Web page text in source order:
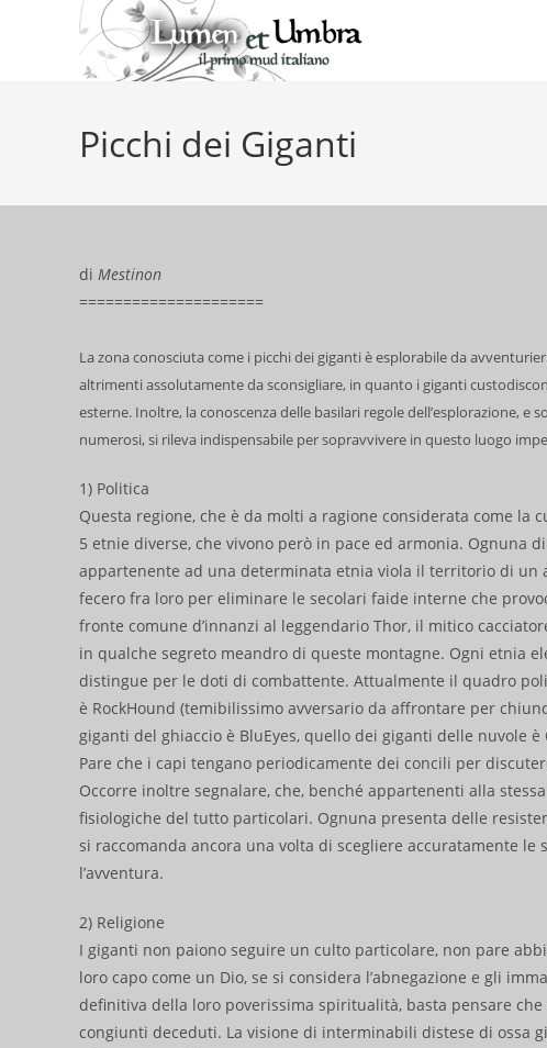
Picchi dei Giganti
di Mestinon
=====================
La zona conosciuta come i picchi dei giganti è esplorabile da
altrimenti assolutamente da sconsigliare, in quanto i giganti
esterne. Inoltre, la conoscenza delle basilari regole dell’esplorazione,
numerosi, si rileva indispensabile per sopravvivere in questo luogo
1) Politica
Questa regione, che è da molti a ragione considerata come
5 etnie diverse, che vivono però in pace ed armonia. Ognuna
appartenente ad una determinata etnia viola il territorio di
fecero fra loro per eliminare le secolari faide interne che
fronte comune d’innanzi al leggendario Thor, il mitico
in qualche segreto meandro di queste montagne. Ogni etnia
distingue per le doti di combattente. Attualmente il quadro
è RockHound (temibilissimo avversario da affrontare per
giganti del ghiaccio è BluEyes, quello dei giganti delle nuvole
Pare che i capi tengano periodicamente dei concili per
Occorre inoltre segnalare, che, benché appartenenti alla
fisiologiche del tutto particolari. Ognuna presenta delle
si raccomanda ancora una volta di scegliere accuratamente le
l’avventura.
2) Religione
I giganti non paiono seguire un culto particolare, non pare
loro capo come un Dio, se si considera l’abnegazione e gli
definitiva della loro poverissima spiritualità, basta pensare
congiunti deceduti. La visione di interminabili distese di ossa